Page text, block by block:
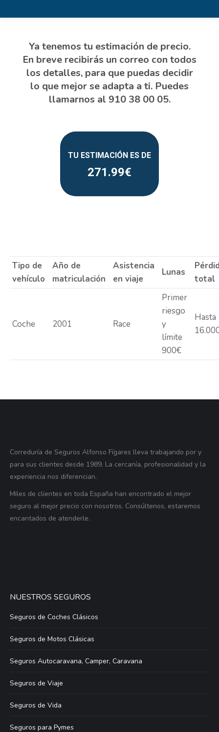
271.99
Tipo de
vehículo
Año de
matriculación
Asistencia
en viaje
Lunas
total
Coche 2001 Race
Primer
riesgo
y
límite
900€
Hasta
Correduría de Seguros Alfonso Fígares lleva trabajando por y
para sus clientes desde 1989. La cercanía, profesionalidad y la
experiencia nos diferencian.
Miles de clientes en toda España han encontrado el mejor
seguro al mejor precio con nosotros. Consúltenos, estaremos
encantados de atenderle.
NUESTROS SEGUROS
Seguros de Coches Clásicos
Seguros de Motos Clásicas
Seguros Autocaravana, Camper, Caravana
Seguros de Viaje
Seguros de Vida
Seguros para Pymes